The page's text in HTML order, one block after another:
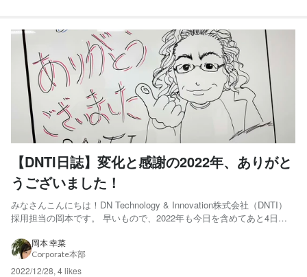
【DNTI日誌】変化と感謝の2022年、ありがと
うございました！
みなさんこんにちは！DN Technology & Innovation株式会社（DNTI）
採用担当の岡本です。 早いもので、2022年も今日を含めてあと4日と
ました！ 設立2年目の本年、たくさんのスモールステップが積み重なっ
て大きな節目を迎える...
岡本 幸菜
Corporate本部
2022/12/28, 4 likes